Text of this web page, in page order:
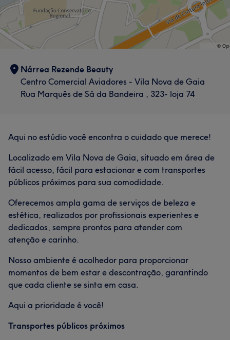
Nárrea Rezende Beauty
Centro Comercial Aviadores - Vila Nova de Gaia
Rua Marquês de Sá da Bandeira , 323- loja 74
Aqui no estúdio você encontra o cuidado que merece!
Localizado em Vila Nova de Gaia, situado em área de
fácil acesso, fácil para estacionar e com transportes
públicos próximos para sua comodidade.
Oferecemos ampla gama de serviços de beleza e
estética, realizados por profissionais experientes e
dedicados, sempre prontos para atender com
atenção e carinho.
Nosso ambiente é acolhedor para proporcionar
momentos de bem estar e descontração, garantindo
que cada cliente se sinta em casa.
Aqui a prioridade é você!
Transportes públicos próximos